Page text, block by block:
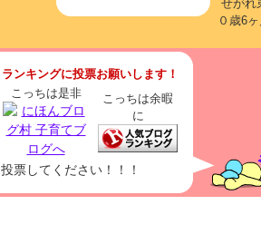
せがれ
０歳6
ランキングに投票お願いします！
こっちは是非
こっちは余暇
に
投票してください！！！